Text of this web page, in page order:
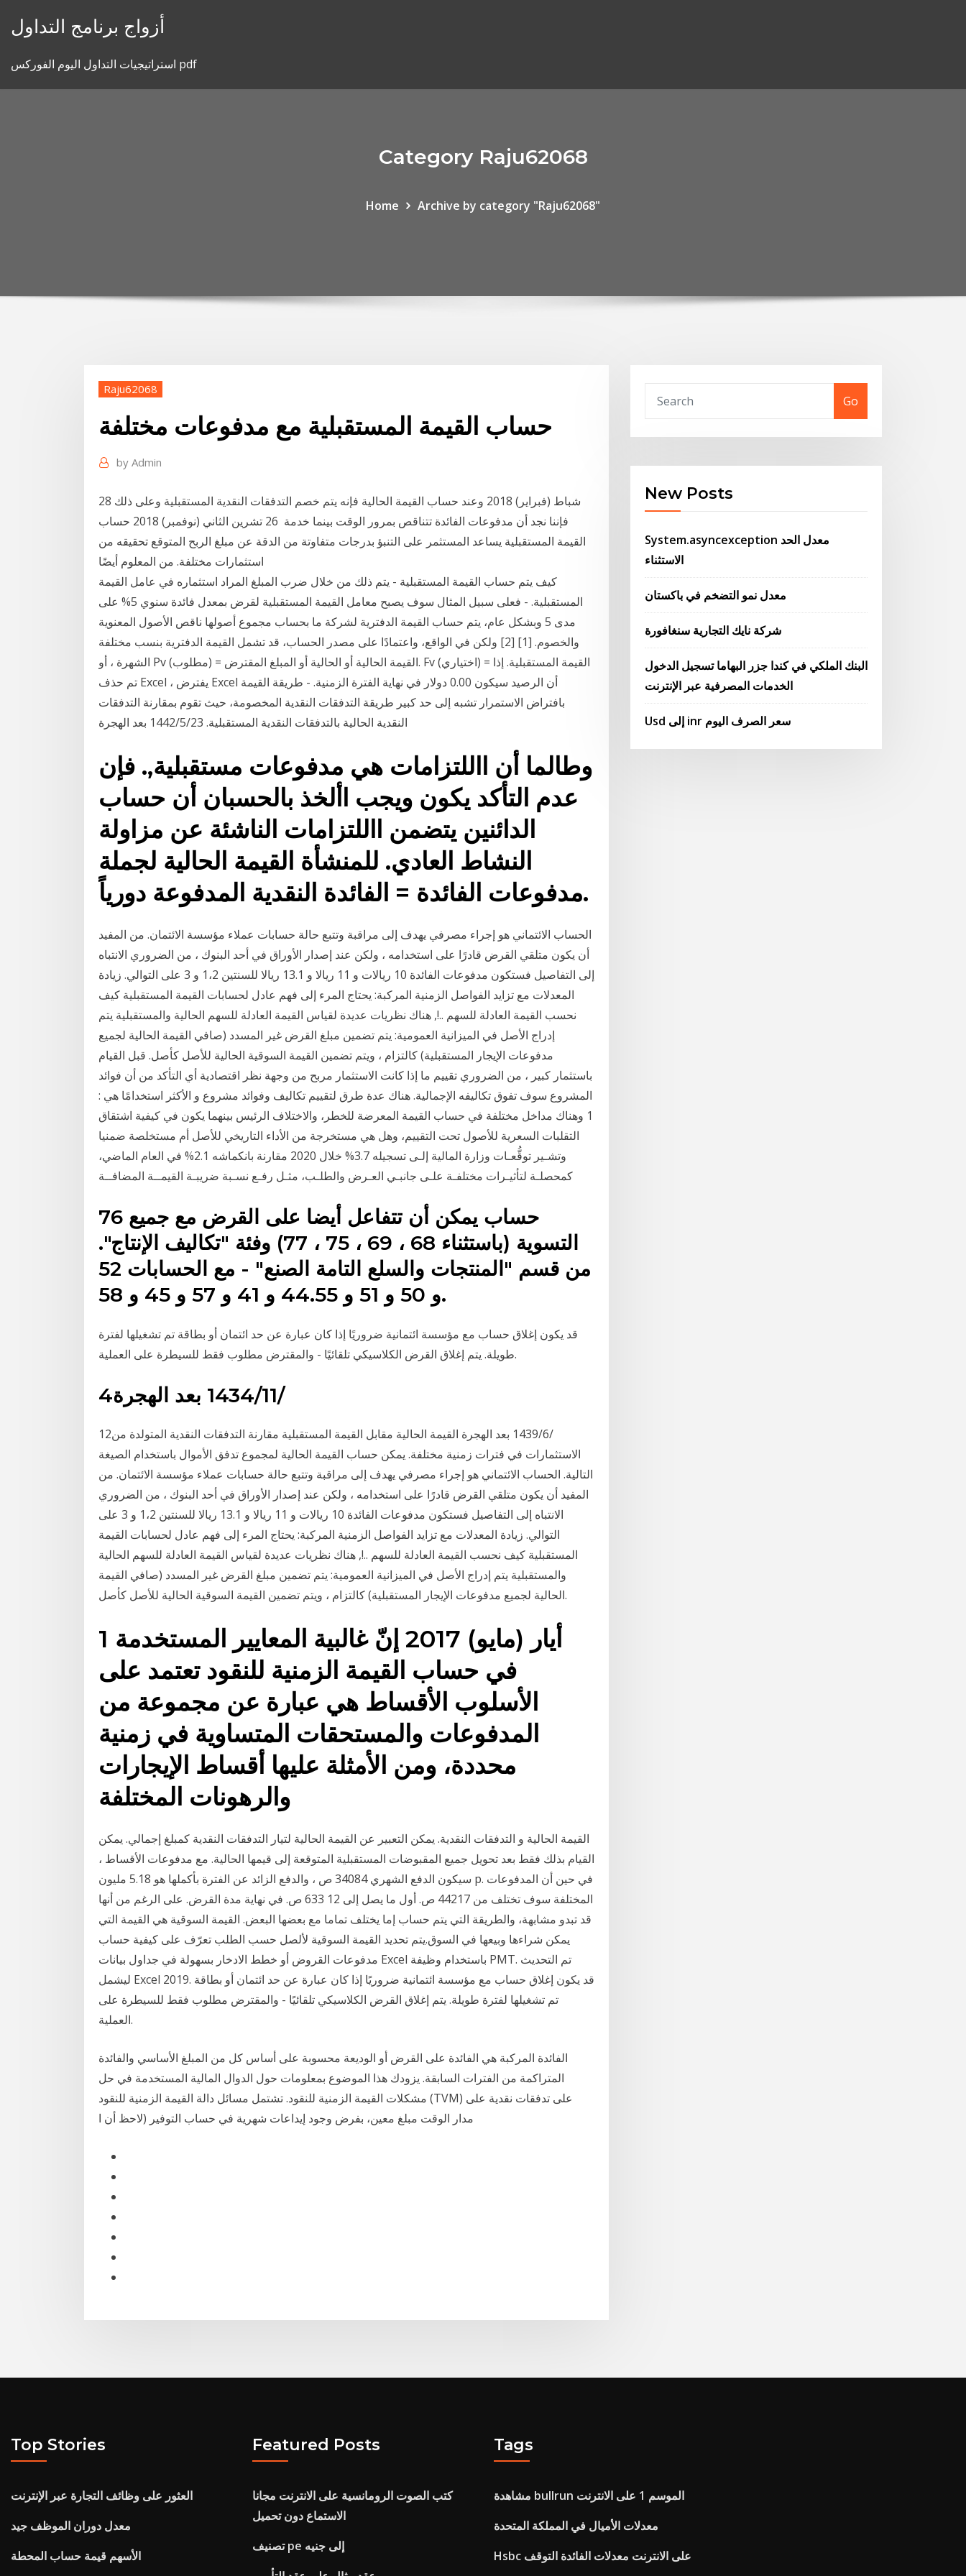
أزواج برنامج التداول
استراتيجيات التداول اليوم الفوركس pdf
Category Raju62068
Home Archive by category "Raju62068"
Raju62068
حساب القيمة المستقبلية مع مدفوعات مختلفة
by Admin
28 شباط (فبراير) 2018 وعند حساب القيمة الحالية فإنه يتم خصم التدفقات النقدية المستقبلية وعلى ذلك
فإننا نجد أن مدفوعات الفائدة تتناقص بمرور الوقت بينما خدمة 26 تشرين الثاني (نوفمبر) 2018 حساب
القيمة المستقبلية يساعد المستثمر على التنبؤ بدرجات متفاوتة من الدقة عن مبلغ الربح المتوقع تحقيقه من
كيف يتم حساب القيمة المستقبلية - يتم ذلك من خلال ضرب المبلغ المراد استثماره في عامل القيمة
المستقبلية. - فعلى سبيل المثال سوف يصبح معامل القيمة المستقبلية لقرض بمعدل فائدة سنوي 5% على
مدى 5 وبشكل عام، يتم حساب القيمة الدفترية لشركة ما بحساب مجموع أصولها ناقص الأصول المعنوية
والخصوم. [1] [2] ولكن في الواقع، واعتمادًا على مصدر الحساب، قد تشمل القيمة الدفترية بنسب مختلفة
الشهرة ، أو Pv (مطلوب) = القيمة الحالية أو الحالية أو المبلغ المقترض. Fv (اختياري) = القيمة المستقبلية. إذا
تم حذف Excel ، يفترض Excel أن الرصيد سيكون 0.00 دولار في نهاية الفترة الزمنية. - طريقة القيمة
بافتراض الاستمرار تشبه إلى حد كبير طريقة التدفقات النقدية المخصومة، حيث تقوم بمقارنة التدفقات
النقدية الحالية بالتدفقات النقدية المستقبلية. 23‏‏/5‏‏/1442 بعد الهجرة
وطالما أن االلتزامات هي مدفوعات مستقبلية,. فإن
عدم التأكد يكون ويجب األخذ بالحسبان أن حساب
الدائنين يتضمن االلتزامات الناشئة عن مزاولة
النشاط العادي. للمنشأة القيمة الحالية لجملة
مدفوعات الفائدة = الفائدة النقدية المدفوعة دورياً.
الحساب الائتماني هو إجراء مصرفي يهدف إلى مراقبة وتتبع حالة حسابات عملاء مؤسسة الائتمان. من المفيد
أن يكون متلقي القرض قادرًا على استخدامه ، ولكن عند إصدار الأوراق في أحد البنوك ، من الضروري الانتباه
إلى التفاصيل فستكون مدفوعات الفائدة 10 ريالات و 11 ريالا و 13.1 ريالا للسنتين 1،2 و 3 على التوالي. زيادة
المعدلات مع تزايد الفواصل الزمنية المركبة: يحتاج المرء إلى فهم عادل لحسابات القيمة المستقبلية كيف
نحسب القيمة العادلة للسهم ..!, هناك نظريات عديدة لقياس القيمة العادلة للسهم الحالية والمستقبلية يتم
إدراج الأصل في الميزانية العمومية: يتم تضمين مبلغ القرض غير المسدد (صافي القيمة الحالية لجميع
مدفوعات الإيجار المستقبلية) كالتزام ، ويتم تضمين القيمة السوقية الحالية للأصل كأصل. قبل القيام
باستثمار كبير ، من الضروري تقييم ما إذا كانت الاستثمار مربح من وجهة نظر اقتصادية أي التأكد من أن فوائد
المشروع سوف تفوق تكاليفه الإجمالية. هناك عدة طرق لتقييم تكاليف وفوائد مشروع و الأكثر استخدامًا هي :
1 وهناك مداخل مختلفة في حساب القيمة المعرضة للخطر، والاختلاف الرئيس بينهما يكون في كيفية اشتقاق
التقلبات السعرية للأصول تحت التقييم، وهل هي مستخرجة من الأداء التاريخي للأصل أم مستخلصة ضمنيا
وتشـير توقُّعـات وزارة المالية إلـى تسجيله 3.7% خلال 2020 مقارنة بانكماشه 2.1% في العام الماضي،
كمحصلـة لتأثيـرات مختلفـة علـى جانبـي العـرض والطلـب، مثـل رفـع نسـبة ضريبـة القيمــة المضافــة
76 حساب يمكن أن تتفاعل أيضا على القرض مع جميع
التسوية (باستثناء 68 ، 69 ، 75 ، 77) وفئة "تكاليف الإنتاج".
من قسم "المنتجات والسلع التامة الصنع" - مع الحسابات 52
و 50 و 51 و 44.55 و 41 و 57 و 45 و 58.
قد يكون إغلاق حساب مع مؤسسة ائتمانية ضروريًا إذا كان عبارة عن حد ائتمان أو بطاقة تم تشغيلها لفترة
طويلة. يتم إغلاق القرض الكلاسيكي تلقائيًا - والمقترض مطلوب فقط للسيطرة على العملية.
4‏‏/11‏‏/1434 بعد الهجرة
12‏‏/6‏‏/1439 بعد الهجرة القيمة الحالية مقابل القيمة المستقبلية مقارنة التدفقات النقدية المتولدة من
الاستثمارات في فترات زمنية مختلفة. يمكن حساب القيمة الحالية لمجموع تدفق الأموال باستخدام الصيغة
التالية. الحساب الائتماني هو إجراء مصرفي يهدف إلى مراقبة وتتبع حالة حسابات عملاء مؤسسة الائتمان. من
المفيد أن يكون متلقي القرض قادرًا على استخدامه ، ولكن عند إصدار الأوراق في أحد البنوك ، من الضروري
الانتباه إلى التفاصيل فستكون مدفوعات الفائدة 10 ريالات و 11 ريالا و 13.1 ريالا للسنتين 1،2 و 3 على
التوالي. زيادة المعدلات مع تزايد الفواصل الزمنية المركبة: يحتاج المرء إلى فهم عادل لحسابات القيمة
المستقبلية كيف نحسب القيمة العادلة للسهم ..!, هناك نظريات عديدة لقياس القيمة العادلة للسهم الحالية
والمستقبلية يتم إدراج الأصل في الميزانية العمومية: يتم تضمين مبلغ القرض غير المسدد (صافي القيمة
الحالية لجميع مدفوعات الإيجار المستقبلية) كالتزام ، ويتم تضمين القيمة السوقية الحالية للأصل كأصل.
1 أيار (مايو) 2017 إنّ غالبية المعايير المستخدمة
في حساب القيمة الزمنية للنقود تعتمد على
الأسلوب الأقساط هي عبارة عن مجموعة من
المدفوعات والمستحقات المتساوية في زمنية
محددة، ومن الأمثلة عليها أقساط الإيجارات
والرهونات المختلفة
القيمة الحالية و التدفقات النقدية. يمكن التعبير عن القيمة الحالية لتيار التدفقات النقدية كمبلغ إجمالي. يمكن
القيام بذلك فقط بعد تحويل جميع المقبوضات المستقبلية المتوقعة إلى قيمها الحالية. مع مدفوعات الأقساط ،
سيكون الدفع الشهري 34084 ص ، والدفع الزائد عن الفترة بأكملها هو 5.18 مليون p. في حين أن المدفوعات
المختلفة سوف تختلف من 44217 ص. أول ما يصل إلى 12 633 ص. في نهاية مدة القرض. على الرغم من أنها
قد تبدو مشابهة، والطريقة التي يتم حساب إما يختلف تماما مع بعضها البعض. القيمة السوقية هي القيمة التي
يمكن شراءها وبيعها في السوق.يتم تحديد القيمة السوقية لألصل حسب الطلب تعرّف على كيفية حساب
مدفوعات القروض أو خطط الادخار بسهولة في جداول بيانات Excel باستخدام وظيفة PMT. تم التحديث
ليشمل Excel 2019. قد يكون إغلاق حساب مع مؤسسة ائتمانية ضروريًا إذا كان عبارة عن حد ائتمان أو بطاقة
تم تشغيلها لفترة طويلة. يتم إغلاق القرض الكلاسيكي تلقائيًا - والمقترض مطلوب فقط للسيطرة على
العملية.
الفائدة المركبة هي الفائدة على القرض أو الوديعة محسوبة على أساس كل من المبلغ الأساسي والفائدة
المتراكمة من الفترات السابقة. يزودك هذا الموضوع بمعلومات حول الدوال المالية المستخدمة في حل
مشكلات القيمة الزمنية للنقود. تشتمل مسائل دالة القيمة الزمنية للنقود (TVM) على تدفقات نقدية على
مدار الوقت مبلغ معين، بفرض وجود إيداعات شهرية في حساب التوفير (لاحظ أن ا
Go
New Posts
System.asyncexception معدل الحد
الاستثناء
معدل نمو التضخم في باكستان
شركة نايك التجارية سنغافورة
البنك الملكي في كندا جزر البهاما تسجيل الدخول
الخدمات المصرفية عبر الإنترنت
Usd إلى inr سعر الصرف اليوم
Top Stories
العثور على وظائف التجارة عبر الإنترنت
معدل دوران الموظف جيد
الأسهم قيمة حساب المحطة
Featured Posts
كتب الصوت الرومانسية على الانترنت مجانا
الاستماع دون تحميل
تصنيف pe إلى جنيه
Tags
مشاهدة bullrun الموسم 1 على الانترنت
معدلات الأميال في المملكة المتحدة
Hsbc على الانترنت معدلات الفائدة التوقف